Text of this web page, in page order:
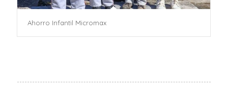
Ahorro Infantil Micromax